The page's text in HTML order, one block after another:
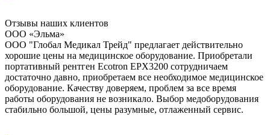
Отзывы наших клиентов
ООО «Эльма»
ООО "Глобал Медикал Трейд" предлагает действительно
хорошие цены на медицинское оборудование. Приобретали
портативный рентген Ecotron EPX3200 сотрудничаем
достаточно давно, приобретаем все необходимое медицинское
оборудование. Качеству доверяем, проблем за все время
работы оборудования не возникало. Выбор медоборудования
стабильно большой, цены разумные, отлаженный сервис.